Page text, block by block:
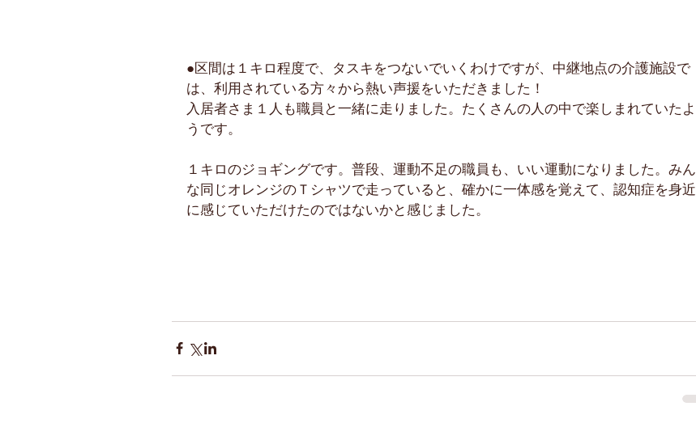
●区間は１キロ程度で、タスキをつないでいくわけですが、中継地点の介護施設で
は、利用されている方々から熱い声援をいただきました！
入居者さま１人も職員と一緒に走りました。たくさんの人の中で楽しまれていたよ
うです。
１キロのジョギングです。普段、運動不足の職員も、いい運動になりました。みん
な同じオレンジのＴシャツで走っていると、確かに一体感を覚えて、認知症を身近
に感じていただけたのではないかと感じました。